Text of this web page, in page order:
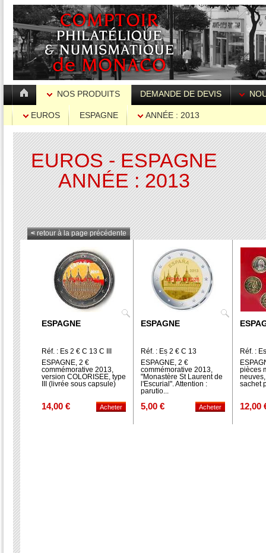
NOS PRODUITS DEMANDE DE DEVIS
EUROS ESPAGNE ANNÉE : 2013
EUROS - ESPAGNE
ANNÉE : 2013
< retour à la page précédente
ESPAGNE
Réf. : Es 2 € C 13 C III
ESPAGNE, 2 €
commémorative 2013,
version COLORISEE, type
III (livrée sous capsule)
14,00 €
ESPAGNE
Réf. : Es 2 € C 13
Monastère
ESPAGNE, 2 €
commémorative 2013,
"Monastère St Laurent de
l'Escurial". Attention :
parutio...
5,00 €
Réf. :
pièces
sachet
12,00